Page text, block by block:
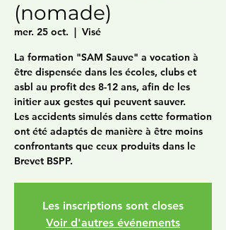
(nomade)
mer. 25 oct.
  |
Visé
La formation "SAM Sauve" a vocation à
être dispensée dans les écoles, clubs et
asbl au profit des 8-12 ans, afin de les
initier aux gestes qui peuvent sauver.
Les accidents simulés dans cette formation
ont été adaptés de manière à être moins
confrontants que ceux produits dans le
Brevet BSPP.
Les inscriptions sont closes
Voir d'autres événements